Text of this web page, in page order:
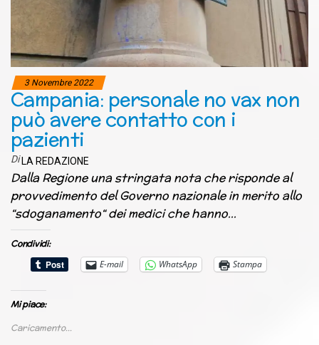
3 Novembre 2022
Campania: personale no vax non
può avere contatto con i
pazienti
Di LA REDAZIONE
Dalla Regione una stringata nota che risponde al
provvedimento del Governo nazionale in merito allo
“sdoganamento“ dei medici che hanno…
Condividi:
E-mail
WhatsApp Stampa
Mi piace:
Caricamento...